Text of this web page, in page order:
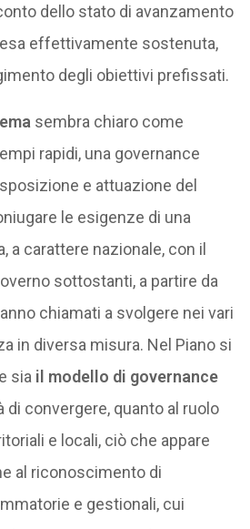
dello stato di avanzamento
effettivamente sostenuta,
degli obiettivi prefissati.
sembra chiaro come
rapidi, una governance
e attuazione del
le esigenze di una
a carattere nazionale, con il
sottostanti, a partire da
chiamati a svolgere nei vari
in diversa misura. Nel Piano si
sia il modello di governance
di convergere, quanto al ruolo
e locali, ciò che appare
al riconoscimento di
e gestionali, cui